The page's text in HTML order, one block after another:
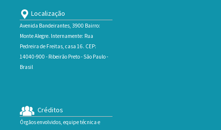
Localização
Avenida Bandeirantes, 3900 Bairro:
Monte Alegre. Internamente: Rua
Pedreira de Freitas, casa 16. CEP:
14040-900 - Ribeirão Preto - São Paulo -
Brasil
Créditos
Órgãos envolvidos, equipe técnica e